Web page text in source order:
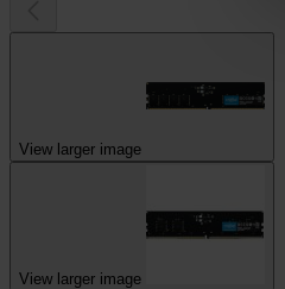
View larger image
View larger image